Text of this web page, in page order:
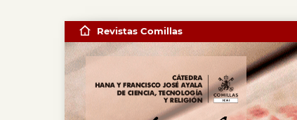
Revistas Comillas